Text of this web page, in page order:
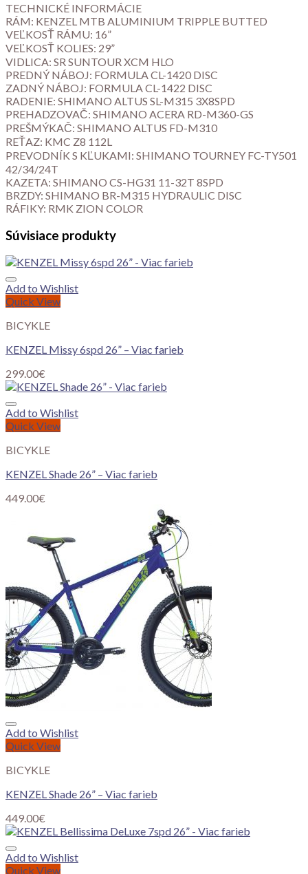
TECHNICKÉ INFORMÁCIE
RÁM: KENZEL MTB ALUMINIUM TRIPPLE BUTTED
VEĽKOSŤ RÁMU: 16”
VEĽKOSŤ KOLIES: 29”
VIDLICA: SR SUNTOUR XCM HLO
PREDNÝ NÁBOJ: FORMULA CL-1420 DISC
ZADNÝ NÁBOJ: FORMULA CL-1422 DISC
RADENIE: SHIMANO ALTUS SL-M315 3X8SPD
PREHADZOVAČ: SHIMANO ACERA RD-M360-GS
PREŠMÝKAČ: SHIMANO ALTUS FD-M310
REŤAZ: KMC Z8 112L
PREVODNÍK S KĽUKAMI: SHIMANO TOURNEY FC-TY501
42/34/24T
KAZETA: SHIMANO CS-HG31 11-32T 8SPD
BRZDY: SHIMANO BR-M315 HYDRAULIC DISC
RÁFIKY: RMK ZION COLOR
Súvisiace produkty
Add to Wishlist
Quick View
BICYKLE
KENZEL Missy 6spd 26” – Viac farieb
299.00€
Add to Wishlist
Quick View
BICYKLE
KENZEL Shade 26” – Viac farieb
449.00€
Add to Wishlist
Quick View
BICYKLE
KENZEL Shade 26” – Viac farieb
449.00€
Add to Wishlist
Quick View